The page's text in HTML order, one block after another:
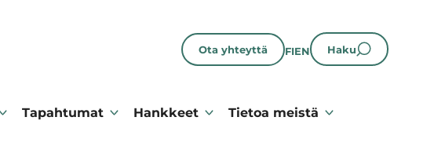
Ota yhteyttä FIEN Haku
Tapahtumat Hankkeet Tietoa meistä